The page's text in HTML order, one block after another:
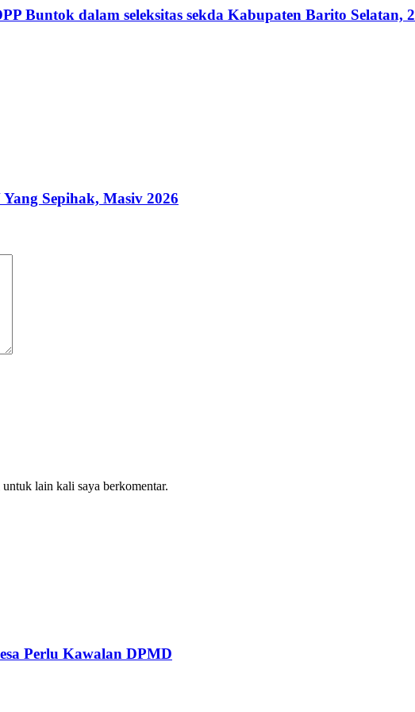
Buntok dalam seleksitas sekda Kabupaten Barito Selatan,
Sepihak, Masiv 2026
lain kali saya berkomentar.
Perlu Kawalan DPMD